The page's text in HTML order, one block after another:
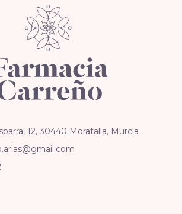
12, 30440 Moratalla, Murcia